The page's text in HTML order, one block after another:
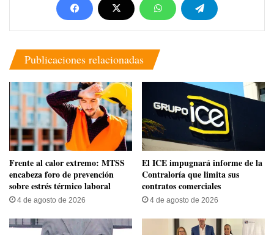
Publicaciones relacionadas
Frente al calor extremo: MTSS
encabeza foro de prevención
sobre estrés térmico laboral
4 de agosto de 2026
El ICE impugnará informe de la
Contraloría que limita sus
contratos comerciales
4 de agosto de 2026